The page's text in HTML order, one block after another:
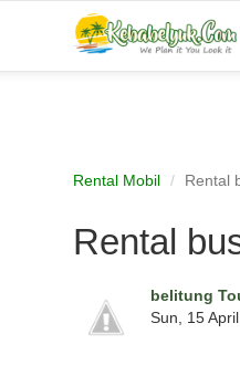
Rental Mobil Rental
Rental
belitung
Sun, 15